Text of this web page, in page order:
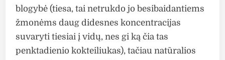
blogybė (tiesa, tai netrukdo jo besibaidantiems
žmonėms daug didesnes koncentracijas
suvaryti tiesiai į vidų, nes gi ką čia tas
penktadienio kokteiliukas), tačiau natūralios